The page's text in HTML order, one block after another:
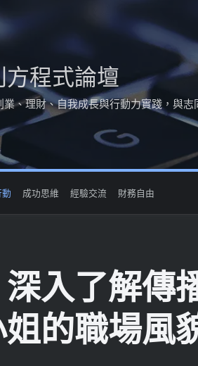
方程式論壇
、理財、自我成長與行動力實踐，與
成功思維 經驗交流 財務自由
入了解傳
的職場風